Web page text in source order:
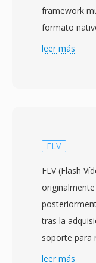
framework
formato
pionero en
específicos
código de
H.264,
Códec, AAC
flexibilidad
leer más
FLV
FLV (Flash
tras la
soporte para
Flash Player
leer más